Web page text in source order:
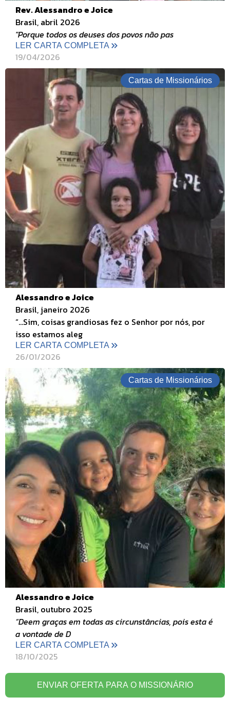
Rev. Alessandro e Joice
Brasil, abril 2026
"Porque todos os deuses dos povos não pas
LER CARTA COMPLETA
19/04/2026
Cartas de Missionários
Alessandro e Joice
Brasil, janeiro 2026
“...Sim, coisas grandiosas fez o Senhor por nós, por
isso estamos aleg
LER CARTA COMPLETA
26/01/2026
Cartas de Missionários
Alessandro e Joice
Brasil, outubro 2025
“Deem graças em todas as circunstâncias, pois esta é
a vontade de D
LER CARTA COMPLETA
18/10/2025
ENVIAR OFERTA PARA O MISSIONÁRIO